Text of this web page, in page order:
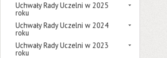
Uchwały Rady Uczelni w 2025
roku
Uchwały Rady Uczelni w 2024
roku
Uchwały Rady Uczelni w 2023
roku